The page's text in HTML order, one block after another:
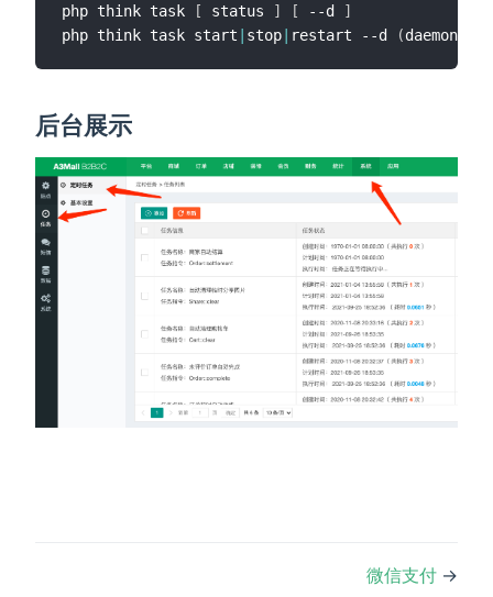
php think task
[ status ] [ --d
]
php think task start
stop restart --d (daemon（
后台展示
微信支付 →